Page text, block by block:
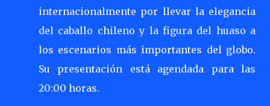
internacionalmente por llevar la elegancia
del caballo chileno y la figura del huaso a
los escenarios más importantes del globo.
Su presentación está agendada para las
20:00 horas.